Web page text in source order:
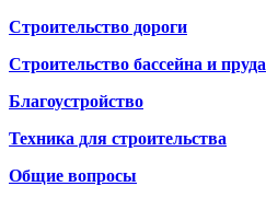
Строительство дороги
Строительство бассейна и пруда
Благоустройство
Техника для строительства
Общие вопросы